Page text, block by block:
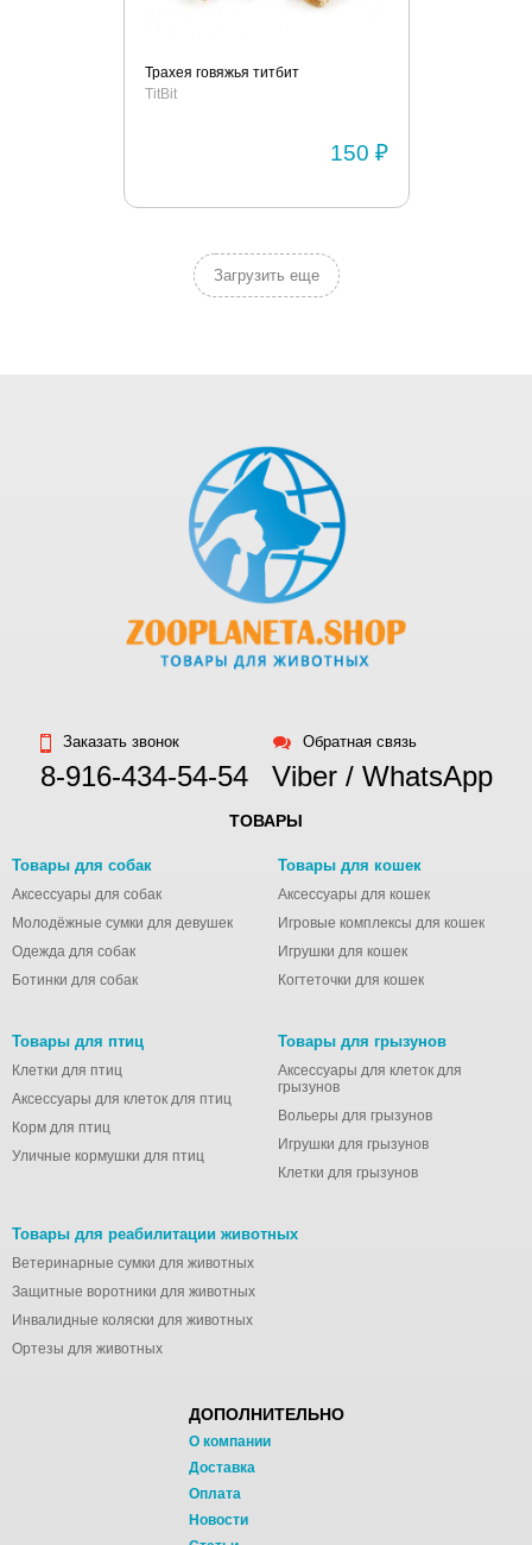
Трахея говяжья титбит
TitBit
150 ₽
Загрузить еще
Заказать звонок
8-916-434-54-54
Обратная связь
Viber / WhatsApp
ТОВАРЫ
Товары для собак
Аксессуары для собак
Молодёжные сумки для девушек
Одежда для собак
Ботинки для собак
Товары для кошек
Аксессуары для кошек
Игровые комплексы для кошек
Игрушки для кошек
Когтеточки для кошек
Товары для птиц
Клетки для птиц
Аксессуары для клеток для птиц
Корм для птиц
Уличные кормушки для птиц
Товары для грызунов
Аксессуары для клеток для
грызунов
Вольеры для грызунов
Игрушки для грызунов
Клетки для грызунов
Товары для реабилитации животных
Ветеринарные сумки для животных
Защитные воротники для животных
Инвалидные коляски для животных
Ортезы для животных
ДОПОЛНИТЕЛЬНО
О компании
Доставка
Оплата
Новости